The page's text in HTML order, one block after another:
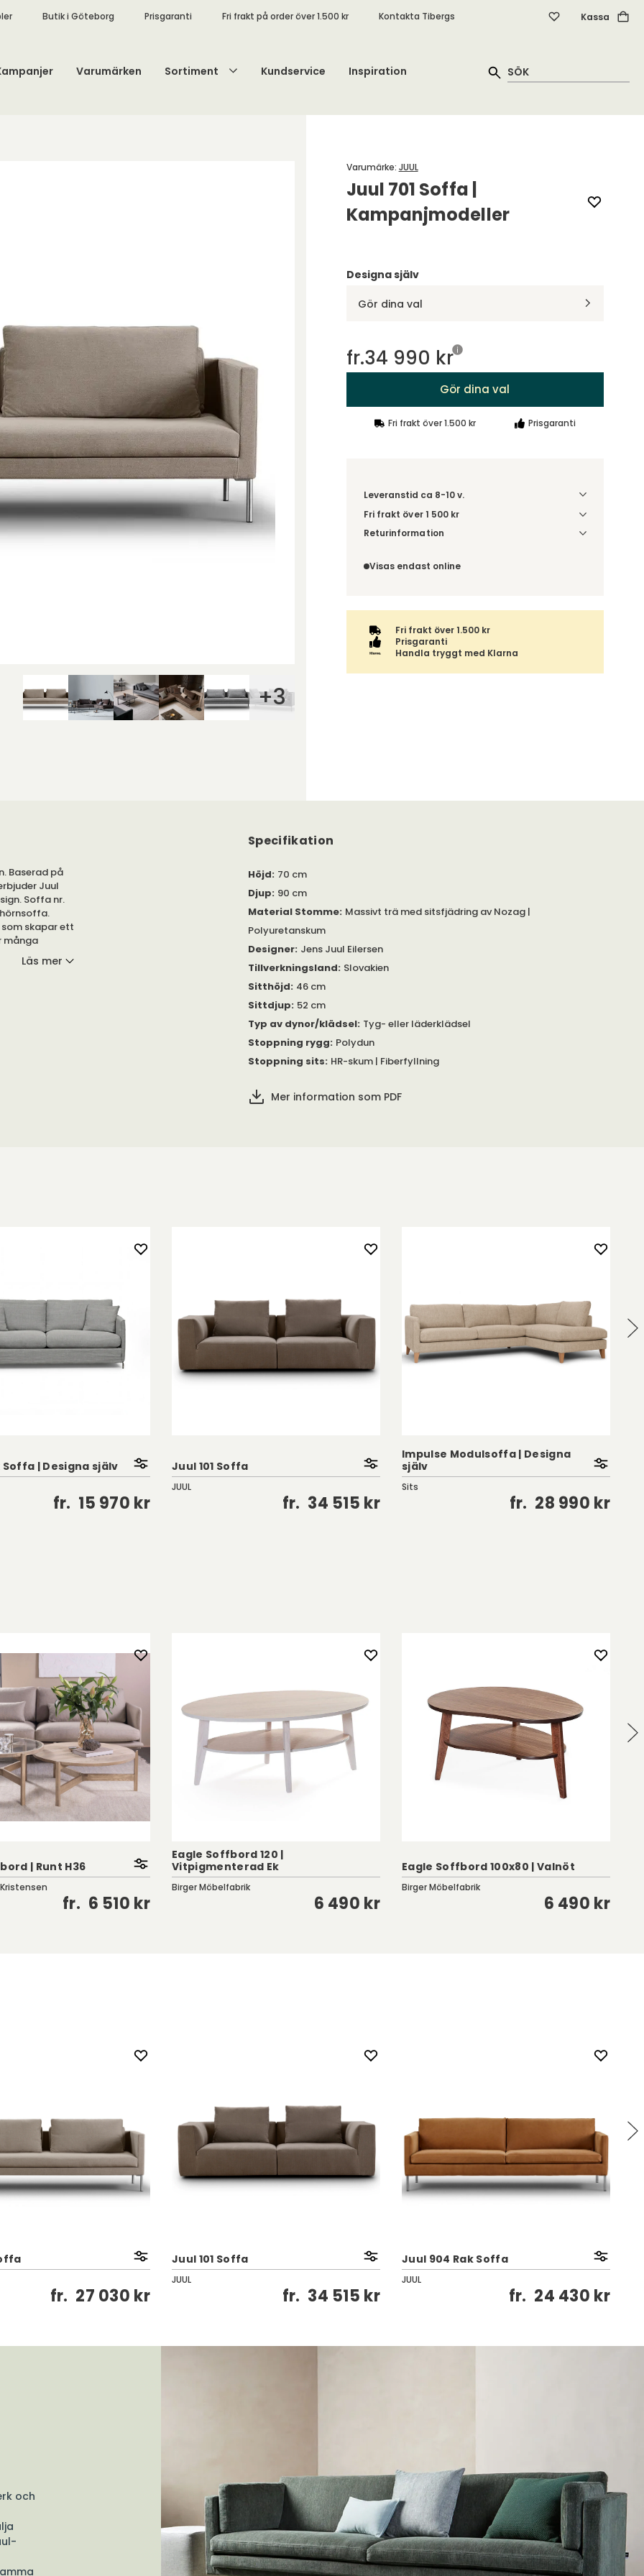
Butik i Göteborg Prisgaranti Fri frakt på order över 1.500 kr Kontakta Tibergs Kassa
Varumärken Sortiment Kundservice Inspiration
+3
Juul 701 Soffa |
Kampanjmodeller
Varumärke: JUUL
Designa själv
Gör dina val
fr.34 990 kr
Gör dina val
Fri frakt över 1.500 kr Prisgaranti
Leveranstid ca 8-10 v.
Fri frakt över 1 500 kr
Välj utförande via 'Gör dina val' för
Returinformation
omfattas därför inte av ångerrätten.
Visas endast online
Fri frakt över 1.500 kr
Prisgaranti
Handla tryggt med Klarna
Baserad på
Juul
Soffa nr.
skapar ett
många
under 'Gör
är
Se
ben i
Läs mer
Specifikation
Höjd: 70 cm
Djup: 90 cm
Material Stomme: Massivt trä med sitsfjädring av Nozag |
Polyuretanskum
Designer: Jens Juul Eilersen
Tillverkningsland: Slovakien
Sitthöjd: 46 cm
Sittdjup: 52 cm
Typ av dynor/klädsel: Tyg- eller läderklädsel
Stoppning rygg: Polydun
Stoppning sits: HR-skum | Fiberfyllning
Mer information som PDF
Soffa | Designa själv
fr. 15 970 kr
Juul 101 Soffa
JUUL
fr. 34 515 kr
Impulse Modulsoffa | Designa
själv
Sits
fr. 28 990 kr
| Runt H36
fr. 6 510 kr
Eagle Soffbord 120 |
Vitpigmenterad Ek
Birger Möbelfabrik
6 490 kr
Eagle Soffbord 100x80 | Valnöt
Birger Möbelfabrik
6 490 kr
fr. 27 030 kr
Juul 101 Soffa
JUUL
fr. 34 515 kr
Juul 904 Rak Soffa
JUUL
fr. 24 430 kr
och